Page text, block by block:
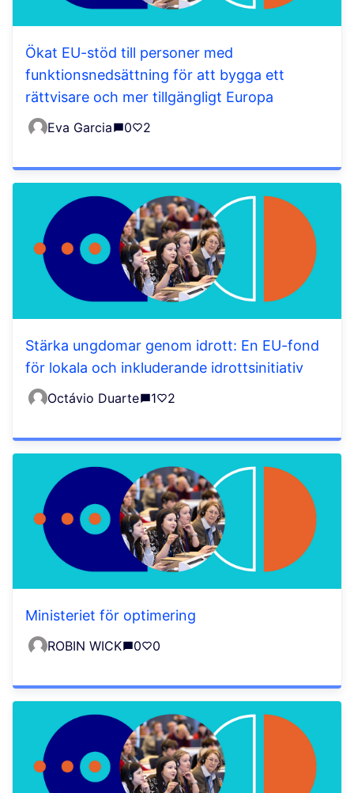
Ökat EU-stöd till personer med
funktionsnedsättning för att bygga ett
rättvisare och mer tillgängligt Europa
Eva Garcia 0 2
Stärka ungdomar genom idrott: En EU-fond
för lokala och inkluderande idrottsinitiativ
Octávio Duarte 1 2
Ministeriet för optimering
ROBIN WICK 0 0